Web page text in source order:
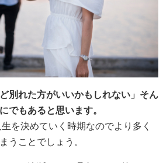
別れた方がいいかもしれない」そん
でもあると思います。
を決めていく時期なのでより多く
うことでしょう。